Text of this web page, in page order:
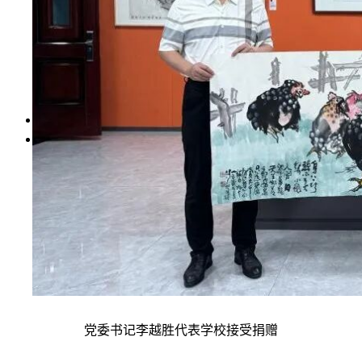
学生管理
学风建设
合作交流
搜索
党委书记李越胜代表学校接受捐赠